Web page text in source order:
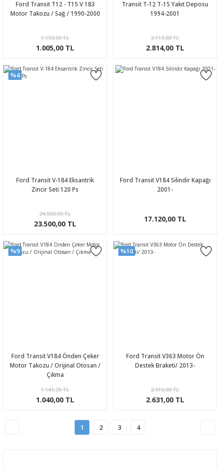
Ford Transit T12 - T15 V 183
Motor Takozu / Sağ / 1990-2000
1.103,00 TL
1.005,00 TL
Transit T-12 T-15 Yakıt Deposu
1994-2001
3.113,88 TL
2.814,00 TL
%4
Ford Transit V-184 Eksantrik
Zincir Seti 120 Ps
24.500,00 TL
23.500,00 TL
Ford Transit V184 Silindir Kapağı
2001-
17.120,00 TL
%9
Ford Transit V184 Önden Çeker
Motor Takozu / Orijinal Otosan /
Çıkma
1.141,25 TL
1.040,00 TL
%10
Ford Transit V363 Motor Ön
Destek Braketi/ 2013-
2.910,00 TL
2.631,00 TL
1 2 3 4